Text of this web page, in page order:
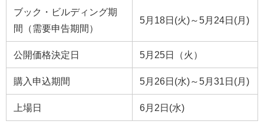
ブック・ビルディング期
間（需要申告期間）
5月18日(火)～5月24日(月)
公開価格決定日 5月25日（火）
購入申込期間 5月26日(水)～5月31日(月)
上場日 6月2日(水)